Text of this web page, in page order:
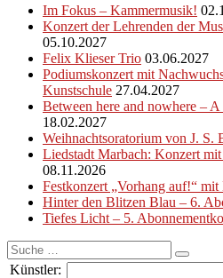
Im Fokus – Kammermusik!
Konzert der Lehrenden der
05.10.2027
Felix Klieser Trio 03.06.2027
Podiumskonzert mit
Kunstschule 27.04.2027
Between here and nowhere –
18.02.2027
Weihnachtsoratorium von J. S.
Liedstadt Marbach: Konzert
08.11.2026
Festkonzert „Vorhang auf!“
Hinter den Blitzen Blau – 6.
Tiefes Licht – 5.
Suche
nach:
Künstler: